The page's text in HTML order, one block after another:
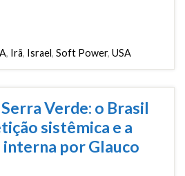
, Irã, Israel, Soft Power, USA
Verde: o Brasil
sistêmica e a
por Glauco